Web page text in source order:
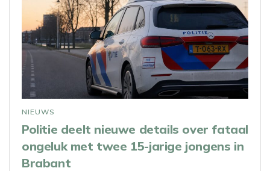
NIEUWS
Politie deelt nieuwe details over fataal
ongeluk met twee 15-jarige jongens in
Brabant